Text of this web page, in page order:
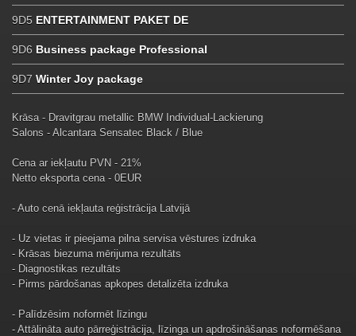
9D5 ENTERTAINMENT PAKET DE
9D6 Business package Professional
9D7 Winter Joy package
Krāsa - Dravitgrau metallic BMW Individual-Lackierung
Salons - Alcantara Sensatec Black / Blue
Cena ar iekļautu PVN - 21%
Netto eksporta cena - 0EUR
- Auto cenā iekļauta reģistrācija Latvijā
- Uz vietas ir pieejama pilna servisa vēstures izdruka
- Krāsas biezuma mērijuma rezultāts
- Diagnostikas rezultāts
- Pirms pārdošanas apkopes detalizēta izdruka
- Palīdzēsim noformēt līzingu
- Attālināta auto pārreģistrācija, līzinga un apdrošināšanas noformēšana